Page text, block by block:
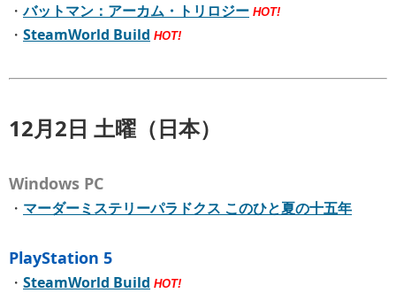
・バットマン：アーカム・トリロジー HOT!
・ SteamWorld Build HOT!
12月2日 土曜（日本）
Windows PC
・ マーダーミステリーパラドクス このひと夏の十五年
PlayStation 5
・ SteamWorld Build HOT!